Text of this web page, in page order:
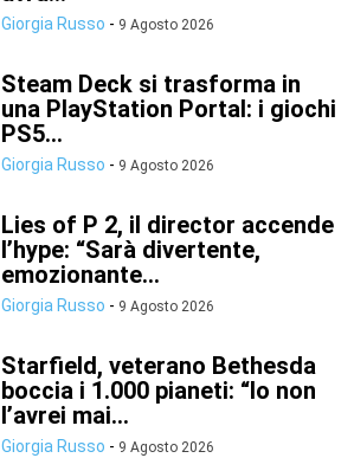
Giorgia Russo - 9 Agosto 2026
Steam Deck si trasforma in
una PlayStation Portal: i giochi
PS5...
Giorgia Russo - 9 Agosto 2026
Lies of P 2, il director accende
l’hype: “Sarà divertente,
emozionante...
Giorgia Russo - 9 Agosto 2026
Starfield, veterano Bethesda
boccia i 1.000 pianeti: “Io non
l’avrei mai...
Giorgia Russo - 9 Agosto 2026